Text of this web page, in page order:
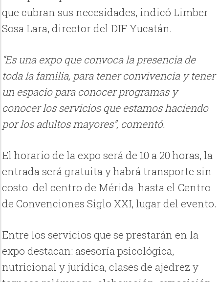
que cubran sus necesidades, indicó Limber
Sosa Lara, director del DIF Yucatán.
“Es una expo que convoca la presencia de
toda la familia, para tener convivencia y tener
un espacio para conocer programas y
conocer los servicios que estamos haciendo
por los adultos mayores”, comentó.
El horario de la expo será de 10 a 20 horas, la
entrada será gratuita y habrá transporte sin
costo del centro de Mérida hasta el Centro
de Convenciones Siglo XXI, lugar del evento.
Entre los servicios que se prestarán en la
expo destacan: asesoría psicológica,
nutricional y jurídica, clases de ajedrez y